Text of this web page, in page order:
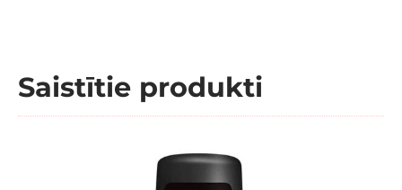
Saistītie produkti